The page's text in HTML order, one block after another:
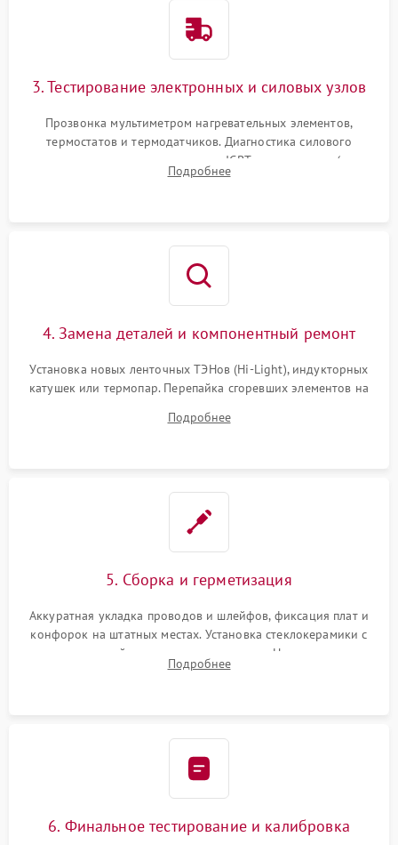
3. Тестирование электронных и силовых узлов
Прозвонка мультиметром нагревательных элементов,
термостатов и термодатчиков. Диагностика силового
модуля, реле, диодных мостов и IGBT-транзисторов (для
индукции). Проверка кранов и газ-контроля (для газовых
Подробнее
4. Замена деталей и компонентный ремонт
Установка новых ленточных ТЭНов (Hi-Light), индукторных
катушек или термопар. Перепайка сгоревших элементов на
дорожек. Очистка контактов и замена поврежденной
Подробнее
5. Сборка и герметизация
Аккуратная укладка проводов и шлейфов, фиксация плат и
конфорок на штатных местах. Установка стеклокерамики с
проверкой равномерности зазоров. Нанесение
термостойкого герметика или укладка уплотнительной
Подробнее
6. Финальное тестирование и калибровка